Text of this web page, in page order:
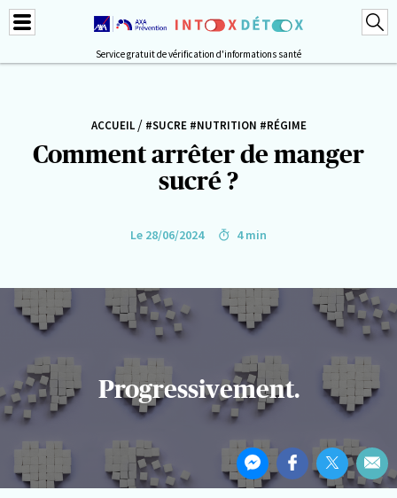
Service gratuit de vérification d'informations santé
ACCUEIL/ #SUCRE #NUTRITION #RÉGIME
Comment arrêter de manger
sucré ?
Le 28/06/2024 4 min
Progressivement.
Partager
cetPartager
sur
Partager
sur
Partager
sur Par